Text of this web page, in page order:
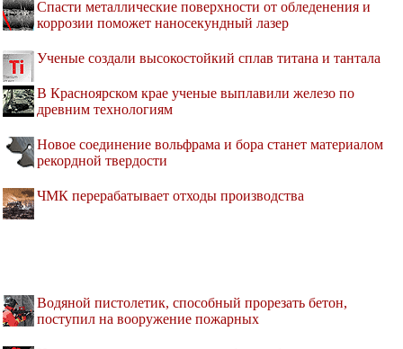
Спасти металлические поверхности от обледенения и
коррозии поможет наносекундный лазер
Ученые создали высокостойкий сплав титана и тантала
В Красноярском крае ученые выплавили железо по
древним технологиям
Новое соединение вольфрама и бора станет материалом
рекордной твердости
ЧМК перерабатывает отходы производства
Водяной пистолетик, способный прорезать бетон,
поступил на вооружение пожарных